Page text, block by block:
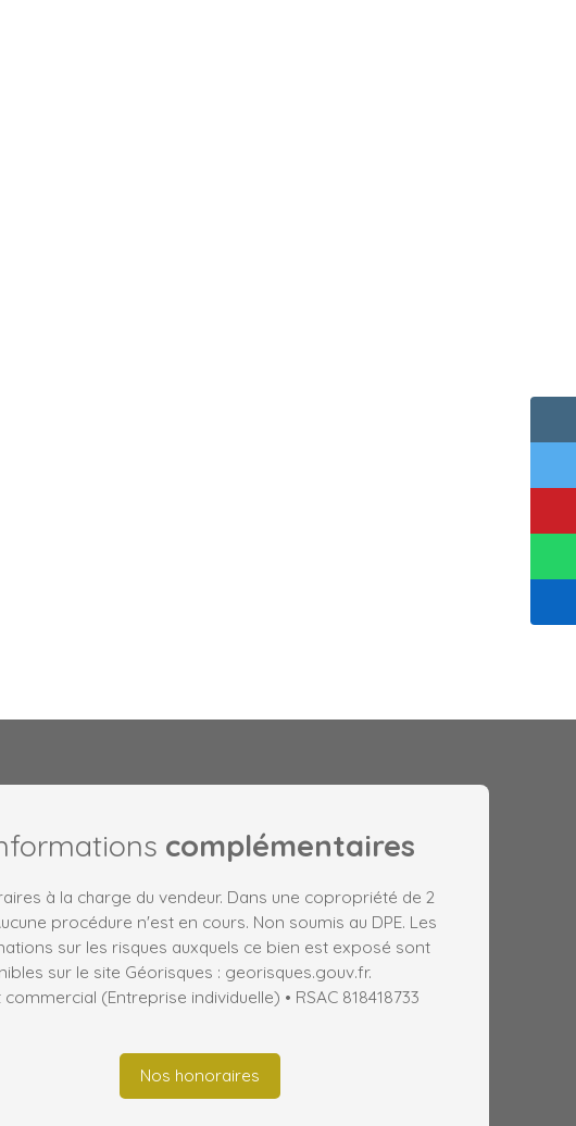
complémentaires
à la charge du vendeur. Dans une copropriété de 2
procédure n'est en cours. Non soumis au DPE. Les
sur les risques auxquels ce bien est exposé sont
sur le site Géorisques : georisques.gouv.fr.
(Entreprise individuelle) • RSAC 818418733
Nos honoraires